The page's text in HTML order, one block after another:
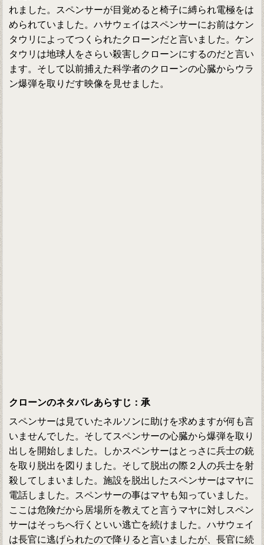
れました。スペンサーが目覚めると椅子に縛られ電極をは
められていました。ハサウェイはスペンサーにお前はケン
タウリによってつくられたクローンだと言いました。ケン
タウリは地球人をさらい殺害しクローンにするのだと言い
ます。そして以前捕えた科学者のクローンの心臓からウラ
ン爆弾を取りだす映像を見せました。
クローンのネタバレあらすじ：承
スペンサーは見ていたネルソンに助けを求めますが何も言
いませんでした。そしてスペンサーの心臓から爆弾を取り
出しを開始しました。しかスペンサーはとっさに兵士の銃
を取り脱出を図りました。そして脱出の際２人の兵士を射
殺してしまいました。施設を脱出したスペンサーはマヤに
電話しました。スペンサーの事はマヤも知っていました。
ここは危険だから居場所を教えてと言うマヤに対しスペン
サーはそっちへ行くといい逃亡を続けました。ハサウェイ
は長官に逃げられたので降りると言いましたが、長官に続